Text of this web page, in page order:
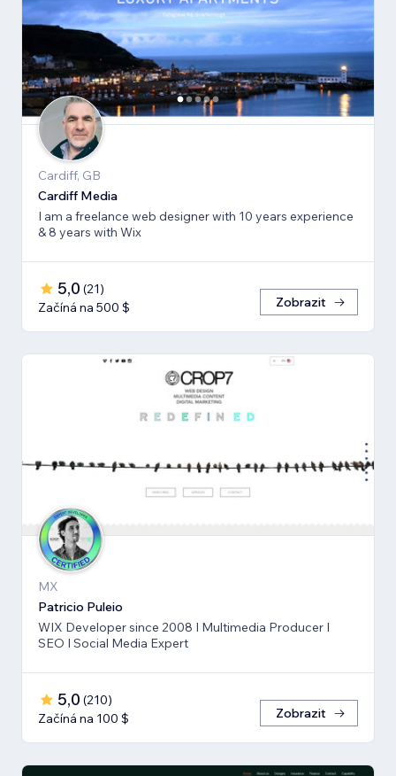
Cardiff, GB
Cardiff Media
I am a freelance web designer with 10 years experience
& 8 years with Wix
5,0 (21)
Začíná na 500 $
Zobrazit
MX
Patricio Puleio
WIX Developer since 2008 I Multimedia Producer I
SEO I Social Media Expert
5,0 (210)
Začíná na 100 $
Zobrazit